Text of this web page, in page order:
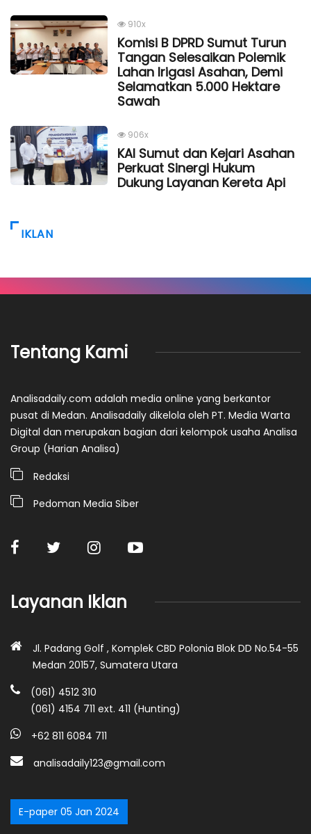
910x
Komisi B DPRD Sumut Turun
Tangan Selesaikan Polemik
Lahan Irigasi Asahan, Demi
Selamatkan 5.000 Hektare
Sawah
906x
KAI Sumut dan Kejari Asahan
Perkuat Sinergi Hukum
Dukung Layanan Kereta Api
IKLAN
Tentang Kami
Analisadaily.com adalah media online yang berkantor
pusat di Medan. Analisadaily dikelola oleh PT. Media Warta
Digital dan merupakan bagian dari kelompok usaha Analisa
Group (Harian Analisa)
Redaksi
Pedoman Media Siber
Layanan Iklan
Jl. Padang Golf , Komplek CBD Polonia Blok DD No.54-55
Medan 20157, Sumatera Utara
(061) 4512 310
(061) 4154 711 ext. 411 (Hunting)
+62 811 6084 711
analisadaily123@gmail.com
E-paper 05 Jan 2024